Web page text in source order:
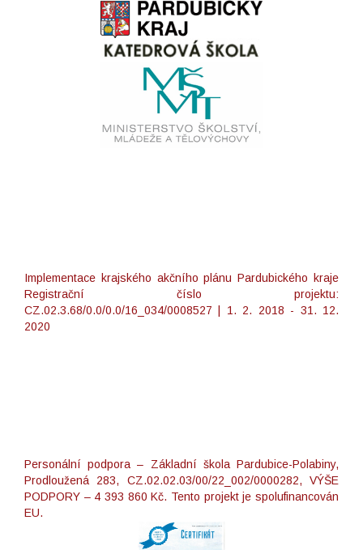
Implementace krajského akčního plánu Pardubického kraje
Registrační číslo projektu:
CZ.02.3.68/0.0/0.0/16_034/0008527 | 1. 2. 2018 - 31. 12.
2020
Personální podpora – Základní škola Pardubice-Polabiny,
Prodloužená 283, CZ.02.02.03/00/22_002/0000282, VÝŠE
PODPORY – 4 393 860 Kč. Tento projekt je spolufinancován
EU.